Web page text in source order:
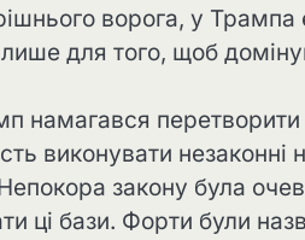
ворога, у
для того, щоб
намагався
виконувати незаконні
закону була
ці бази. Форти були